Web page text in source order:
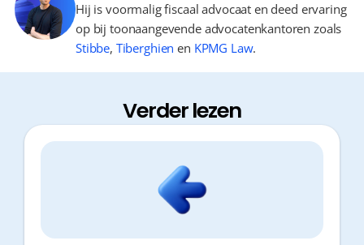
Hij is voormalig fiscaal advocaat en deed ervaring
op bij toonaangevende advocatenkantoren zoals
Stibbe, Tiberghien en KPMG Law.
Verder lezen